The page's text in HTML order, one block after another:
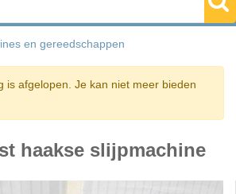
en gereedschappen
is afgelopen. Je kan niet meer bieden
haakse slijpmachine